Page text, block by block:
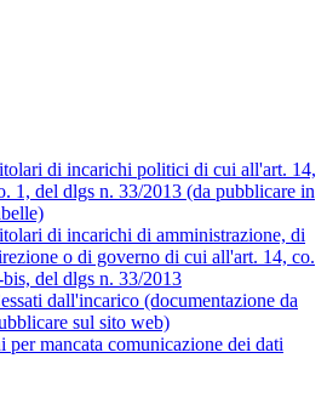
di incarichi politici di cui all'art. 14,
1, del dlgs n. 33/2013 (da pubblicare in
di incarichi di amministrazione, di
o di governo di cui all'art. 14, co.
bis, del dlgs n. 33/2013
dall'incarico (documentazione da
sul sito web)
per mancata comunicazione dei dati